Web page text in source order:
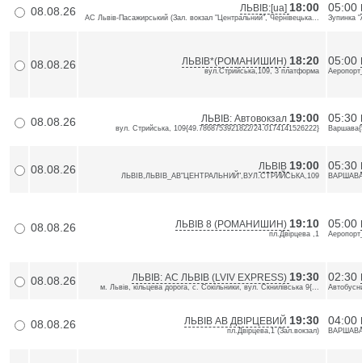
08.08.26 ЛЬВІВ:[ua] 18:00
АС Львів-Пасажирський (Зал. вокзал "Центральний", Чернівецька...
05:00
Зупинка
08.08.26 ЛЬВІВ*(РОМАНИШИН) 18:20
вул.Стрийська,109, 3 платформа
05:00
08.08.26 ЛЬВІВ: Автовокзал 19:00
вул. Стрийська, 109{49.7868753921822/24.0174141526222}
05:30
08.08.26 ЛЬВІВ 19:00
ЛЬВІВ,ЛЬВІВ_АВ"ЦЕНТРАЛЬНИЙ",ВУЛ.СТРИЙСЬКА,109
05:30
08.08.26 ЛЬВІВ 8 (РОМАНИШИН) 19:10
пл.Двірцева ,1
05:00
08.08.26 ЛЬВІВ: АС ЛЬВІВ (LVIV EXPRESS) 19:30
м. Львів, кільцева дорога, с. Сокільники, вул. Скнилівська 9{...
02:30
08.08.26 ЛЬВІВ АВ ДВІРЦЕВИЙ 19:30
пл.Двiрцева,1 (Зал.вокзал)
04:00